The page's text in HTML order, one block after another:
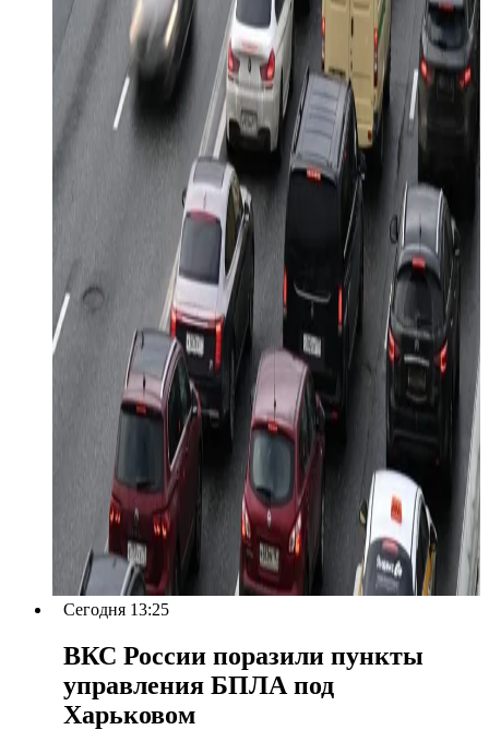
Сегодня 13:25
ВКС России поразили пункты
управления БПЛА под
Харьковом